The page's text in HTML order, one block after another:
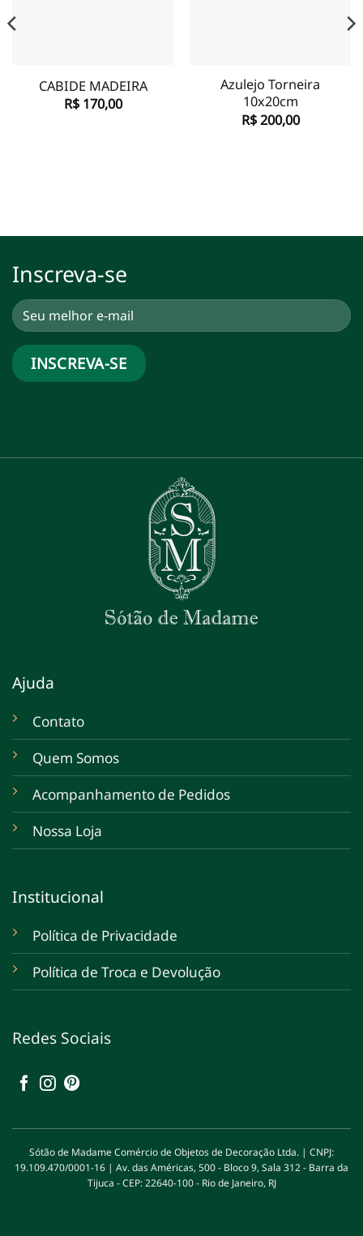
CABIDE MADEIRA
R$170,00
Azulejo Torneira
10x20cm
R$200,00
Inscreva-se
Ajuda
Contato
Quem Somos
Acompanhamento de Pedidos
Nossa Loja
Institucional
Política de Privacidade
Política de Troca e Devolução
Redes Sociais
Sótão de Madame Comércio de Objetos de Decoração Ltda. | CNPJ:
19.109.470/0001-16 | Av. das Américas, 500 - Bloco 9, Sala 312 - Barra da
Tijuca - CEP: 22640-100 - Rio de Janeiro, RJ